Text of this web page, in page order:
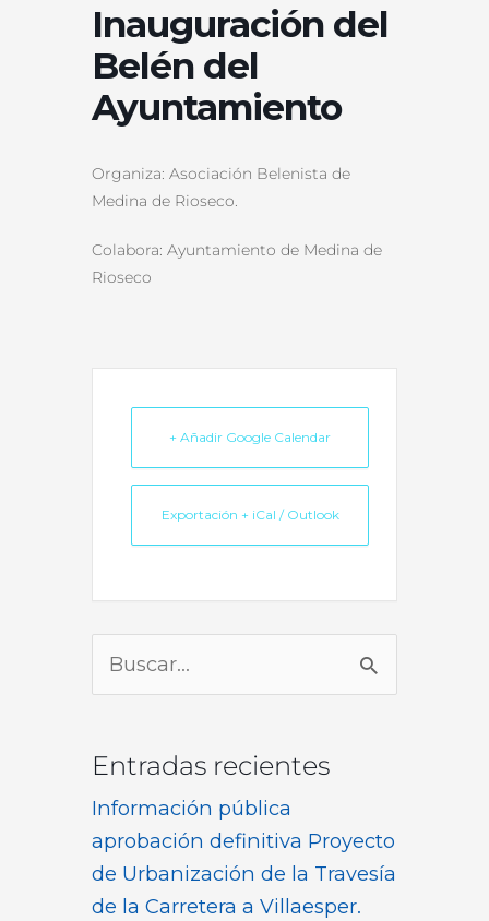
Inauguración del
Belén del
Ayuntamiento
Organiza: Asociación Belenista de
Medina de Rioseco.
Colabora: Ayuntamiento de Medina de
Rioseco
+ Añadir Google Calendar
Exportación + iCal / Outlook
Buscar
por:
Entradas recientes
Información pública
aprobación definitiva Proyecto
de Urbanización de la Travesía
de la Carretera a Villaesper.